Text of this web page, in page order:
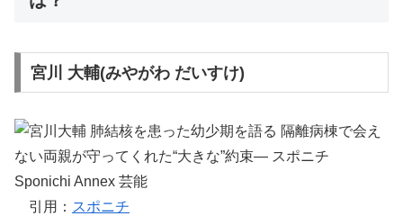
宮川 大輔(みやがわ だいすけ)
引用： スポニチ